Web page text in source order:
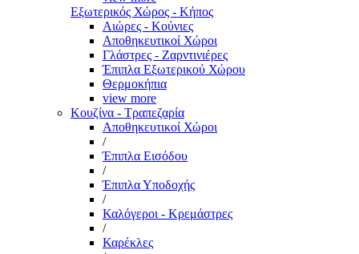
Εξωτερικός Χώρος - Κήπος
Αιώρες - Κούνιες
Αποθηκευτικοί Χώροι
Γλάστρες - Ζαρντινιέρες
Έπιπλα Εξωτερικού Χώρου
Θερμοκήπια
view more
Κουζίνα - Τραπεζαρία
Αποθηκευτικοί Χώροι
/
Έπιπλα Εισόδου
/
Έπιπλα Υποδοχής
/
Καλόγεροι - Κρεμάστρες
/
Καρέκλες